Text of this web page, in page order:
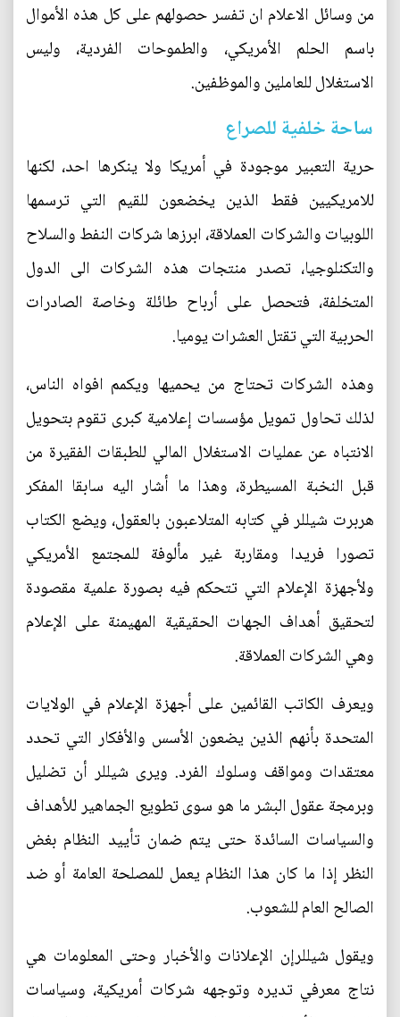
من وسائل الاعلام ان تفسر حصولهم على كل هذه الأموال
باسم الحلم الأمريكي، والطموحات الفردية، وليس
الاستغلال للعاملين والموظفين.
ساحة خلفية للصراع
حرية التعبير موجودة في أمريكا ولا ينكرها احد، لكنها
للامريكيين فقط الذين يخضعون للقيم التي ترسمها
اللوبيات والشركات العملاقة، ابرزها شركات النفط والسلاح
والتكنلوجيا، تصدر منتجات هذه الشركات الى الدول
المتخلفة، فتحصل على أرباح طائلة وخاصة الصادرات
الحربية التي تقتل العشرات يوميا.
وهذه الشركات تحتاج من يحميها ويكمم افواه الناس،
لذلك تحاول تمويل مؤسسات إعلامية كبرى تقوم بتحويل
الانتباه عن عمليات الاستغلال المالي للطبقات الفقيرة من
قبل النخبة المسيطرة، وهذا ما أشار اليه سابقا المفكر
هربرت شيللر في كتابه المتلاعبون بالعقول، ويضع الكتاب
تصورا فريدا ومقاربة غير مألوفة للمجتمع الأمريكي
ولأجهزة الإعلام التي تتحكم فيه بصورة علمية مقصودة
لتحقيق أهداف الجهات الحقيقية المهيمنة على الإعلام
وهي الشركات العملاقة.
ويعرف الكاتب القائمين على أجهزة الإعلام في الولايات
المتحدة بأنهم الذين يضعون الأسس والأفكار التي تحدد
معتقدات ومواقف وسلوك الفرد. ويرى شيللر أن تضليل
وبرمجة عقول البشر ما هو سوى تطويع الجماهير للأهداف
والسياسات السائدة حتى يتم ضمان تأييد النظام بغض
النظر إذا ما كان هذا النظام يعمل للمصلحة العامة أو ضد
الصالح العام للشعوب.
ويقول شيللرإن الإعلانات والأخبار وحتى المعلومات هي
نتاج معرفي تديره وتوجهه شركات أمريكية، وسياسات